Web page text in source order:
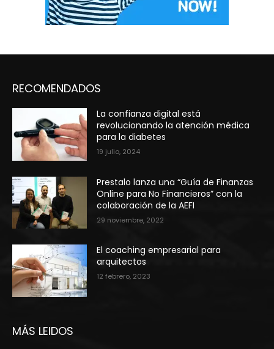
RECOMENDADOS
La confianza digital está
revolucionando la atención médica
para la diabetes
19 julio, 2024
Prestalo lanza una “Guía de Finanzas
Online para No Financieros” con la
colaboración de la AEFI
29 noviembre, 2022
El coaching empresarial para
arquitectos
12 febrero, 2023
MÁS LEIDOS